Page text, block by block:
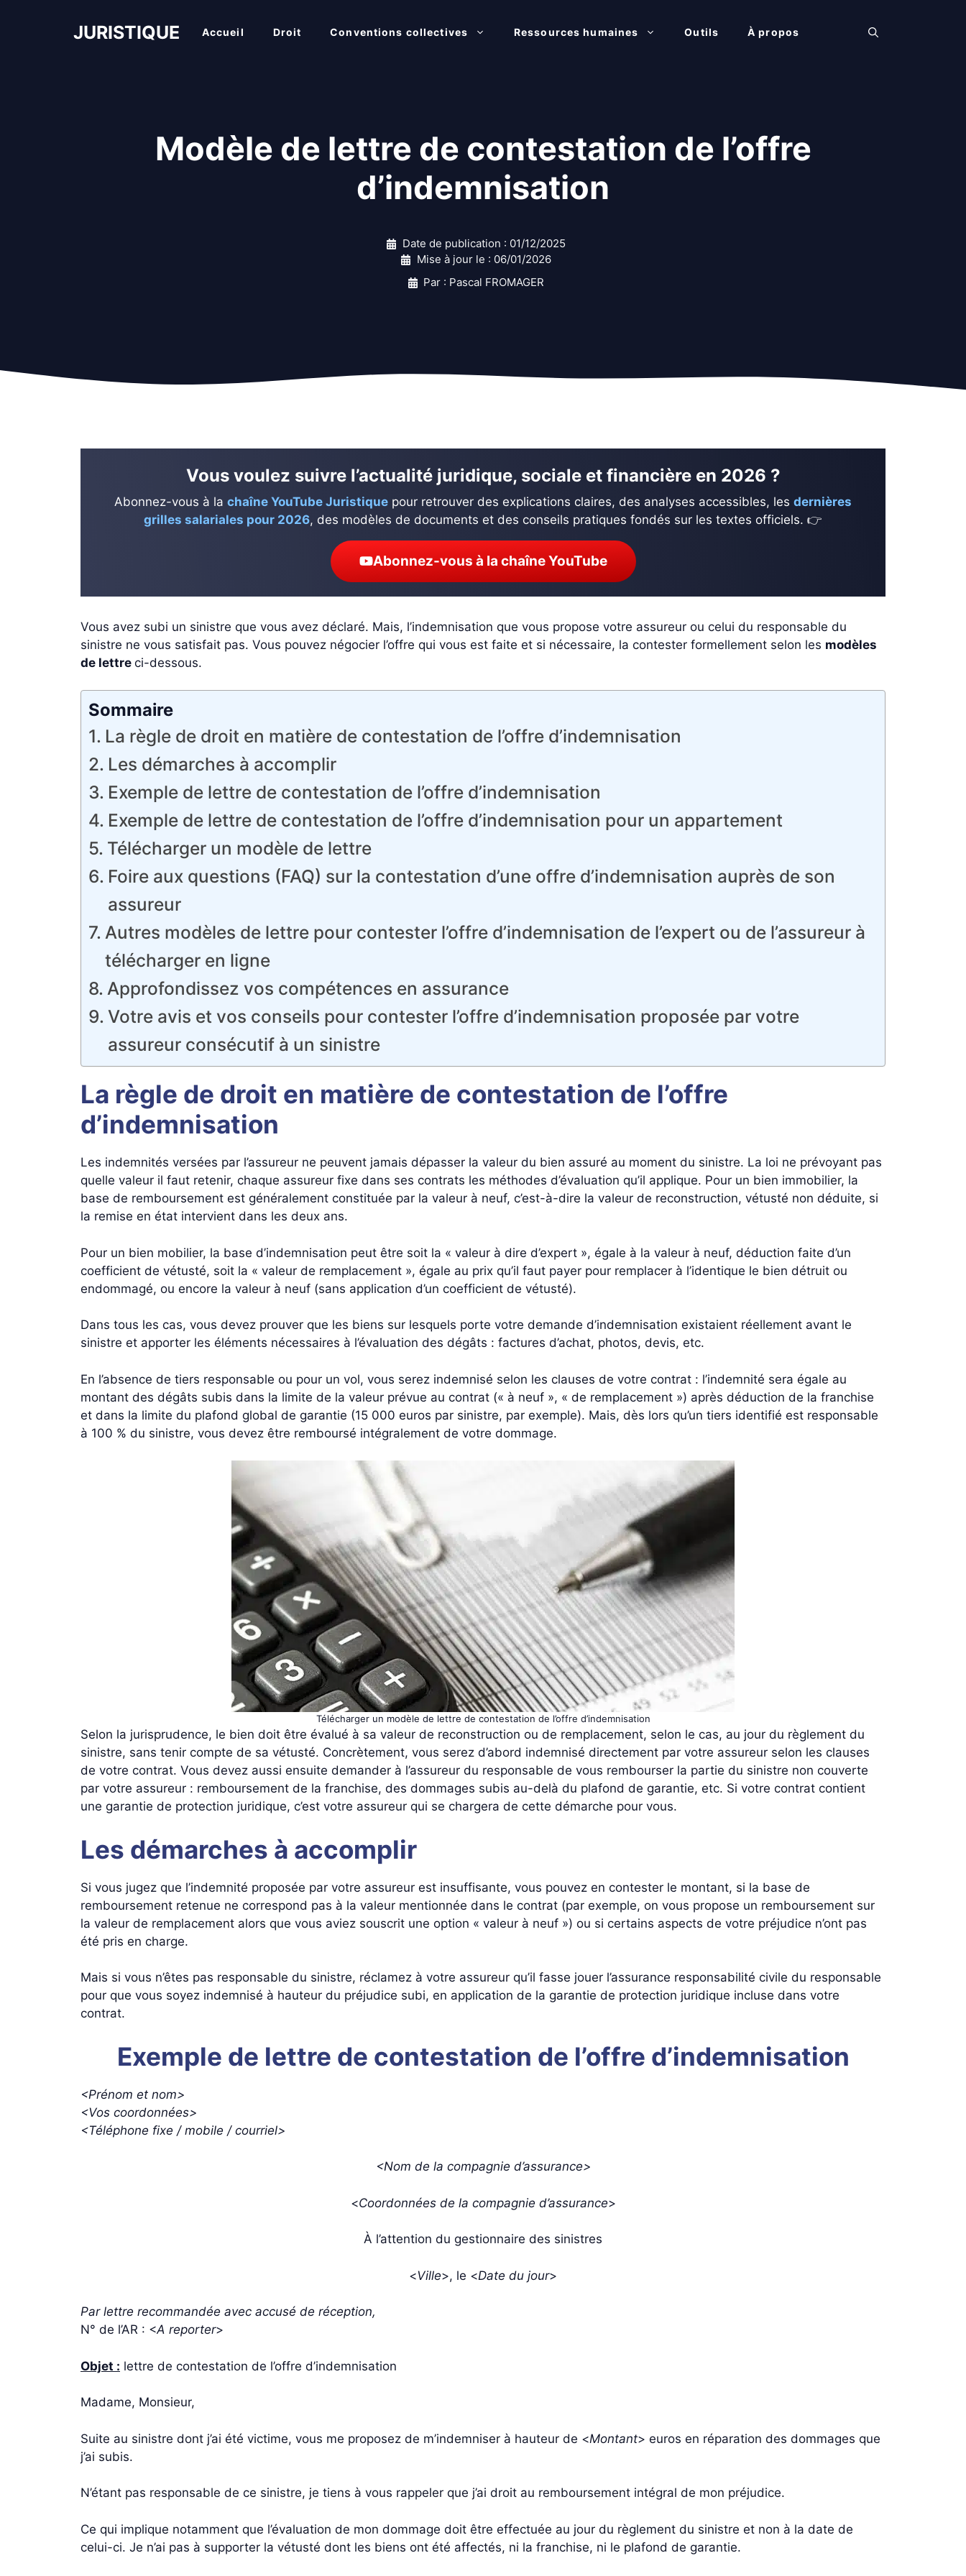
JURISTIQUE Accueil Droit Conventions collectives Ressources humaines Outils À propos
Modèle de lettre de contestation de l’offre
d’indemnisation
Date de publication : 01/12/2025
Mise à jour le : 06/01/2026
Par : Pascal FROMAGER
Vous voulez suivre l’actualité juridique, sociale et financière en 2026 ?
Abonnez-vous à la chaîne YouTube Juristique pour retrouver des explications claires, des analyses accessibles, les dernières
grilles salariales pour 2026, des modèles de documents et des conseils pratiques fondés sur les textes officiels. 👉
Abonnez-vous à la chaîne YouTube
Vous avez subi un sinistre que vous avez déclaré. Mais, l’indemnisation que vous propose votre assureur ou celui du responsable du
sinistre ne vous satisfait pas. Vous pouvez négocier l’offre qui vous est faite et si nécessaire, la contester formellement selon les modèles
de lettre ci-dessous.
Sommaire
La règle de droit en matière de contestation de l’offre d’indemnisation
Les démarches à accomplir
Exemple de lettre de contestation de l’offre d’indemnisation
Exemple de lettre de contestation de l’offre d’indemnisation pour un appartement
Télécharger un modèle de lettre
Foire aux questions (FAQ) sur la contestation d’une offre d’indemnisation auprès de son
assureur
Autres modèles de lettre pour contester l’offre d’indemnisation de l’expert ou de l’assureur à
télécharger en ligne
Approfondissez vos compétences en assurance
Votre avis et vos conseils pour contester l’offre d’indemnisation proposée par votre
assureur consécutif à un sinistre
La règle de droit en matière de contestation de l’offre
d’indemnisation
Les indemnités versées par l’assureur ne peuvent jamais dépasser la valeur du bien assuré au moment du sinistre. La loi ne prévoyant pas
quelle valeur il faut retenir, chaque assureur fixe dans ses contrats les méthodes d’évaluation qu’il applique. Pour un bien immobilier, la
base de remboursement est généralement constituée par la valeur à neuf, c’est-à-dire la valeur de reconstruction, vétusté non déduite, si
la remise en état intervient dans les deux ans.
Pour un bien mobilier, la base d’indemnisation peut être soit la « valeur à dire d’expert », égale à la valeur à neuf, déduction faite d’un
coefficient de vétusté, soit la « valeur de remplacement », égale au prix qu’il faut payer pour remplacer à l’identique le bien détruit ou
endommagé, ou encore la valeur à neuf (sans application d’un coefficient de vétusté).
Dans tous les cas, vous devez prouver que les biens sur lesquels porte votre demande d’indemnisation existaient réellement avant le
sinistre et apporter les éléments nécessaires à l’évaluation des dégâts : factures d’achat, photos, devis, etc.
En l’absence de tiers responsable ou pour un vol, vous serez indemnisé selon les clauses de votre contrat : l’indemnité sera égale au
montant des dégâts subis dans la limite de la valeur prévue au contrat (« à neuf », « de remplacement ») après déduction de la franchise
et dans la limite du plafond global de garantie (15 000 euros par sinistre, par exemple). Mais, dès lors qu’un tiers identifié est responsable
à 100 % du sinistre, vous devez être remboursé intégralement de votre dommage.
Télécharger un modèle de lettre de contestation de l’offre d’indemnisation
Selon la jurisprudence, le bien doit être évalué à sa valeur de reconstruction ou de remplacement, selon le cas, au jour du règlement du
sinistre, sans tenir compte de sa vétusté. Concrètement, vous serez d’abord indemnisé directement par votre assureur selon les clauses
de votre contrat. Vous devez aussi ensuite demander à l’assureur du responsable de vous rembourser la partie du sinistre non couverte
par votre assureur : remboursement de la franchise, des dommages subis au-delà du plafond de garantie, etc. Si votre contrat contient
une garantie de protection juridique, c’est votre assureur qui se chargera de cette démarche pour vous.
Les démarches à accomplir
Si vous jugez que l’indemnité proposée par votre assureur est insuffisante, vous pouvez en contester le montant, si la base de
remboursement retenue ne correspond pas à la valeur mentionnée dans le contrat (par exemple, on vous propose un remboursement sur
la valeur de remplacement alors que vous aviez souscrit une option « valeur à neuf ») ou si certains aspects de votre préjudice n’ont pas
été pris en charge.
Mais si vous n’êtes pas responsable du sinistre, réclamez à votre assureur qu’il fasse jouer l’assurance responsabilité civile du responsable
pour que vous soyez indemnisé à hauteur du préjudice subi, en application de la garantie de protection juridique incluse dans votre
contrat.
Exemple de lettre de contestation de l’offre d’indemnisation
<Prénom et nom>
<Vos coordonnées>
<Téléphone fixe / mobile / courriel>
<Nom de la compagnie d’assurance>
<Coordonnées de la compagnie d’assurance>
À l’attention du gestionnaire des sinistres
<Ville>, le <Date du jour>
Par lettre recommandée avec accusé de réception,
N° de l’AR : <A reporter>
Objet : lettre de contestation de l’offre d’indemnisation
Madame, Monsieur,
Suite au sinistre dont j’ai été victime, vous me proposez de m’indemniser à hauteur de <Montant> euros en réparation des dommages que
j’ai subis.
N’étant pas responsable de ce sinistre, je tiens à vous rappeler que j’ai droit au remboursement intégral de mon préjudice.
Ce qui implique notamment que l’évaluation de mon dommage doit être effectuée au jour du règlement du sinistre et non à la date de
celui-ci. Je n’ai pas à supporter la vétusté dont les biens ont été affectés, ni la franchise, ni le plafond de garantie.